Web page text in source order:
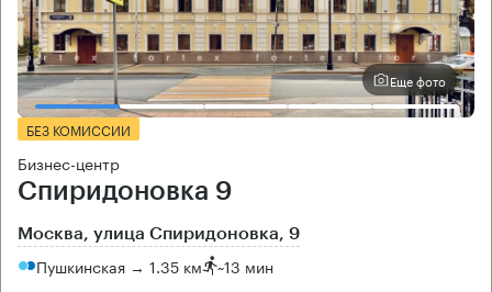
Еще фото
БЕЗ КОМИССИИ
Бизнес-центр
Спиридоновка 9
Москва, улица Спиридоновка, 9
Пушкинская → 1.35 км ~13 мин